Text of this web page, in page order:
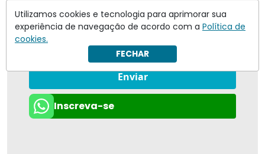
Eu concordo em receber notificações | Para obter mais
Política de Privacidade
Enviar
Inscreva-se
Utilizamos cookies e tecnologia para aprimorar sua
experiência de navegação de acordo com a Política de
cookies.
FECHAR